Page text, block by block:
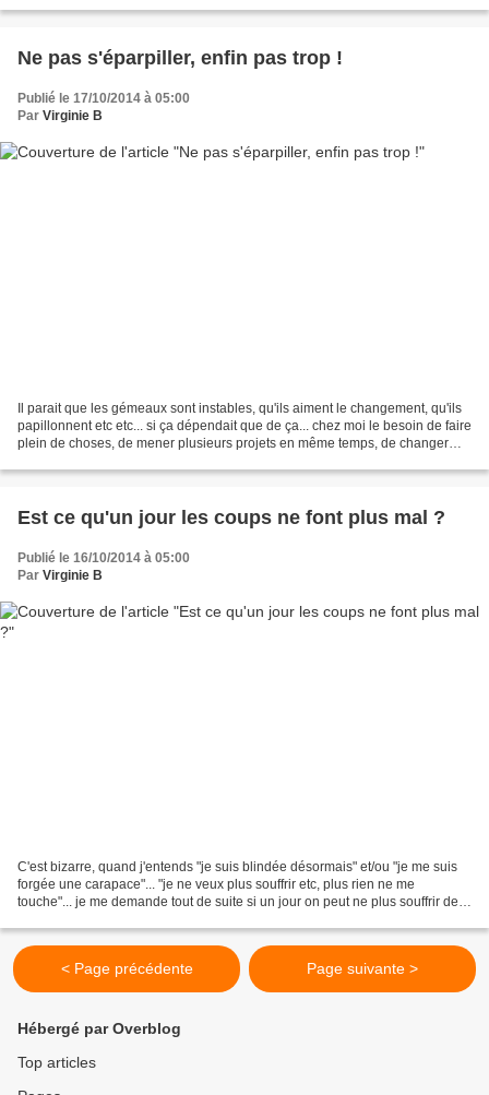
Ne pas s'éparpiller, enfin pas trop !
Publié le 17/10/2014 à 05:00
Par Virginie B
Il parait que les gémeaux sont instables, qu'ils aiment le changement, qu'ils
papillonnent etc etc... si ça dépendait que de ça... chez moi le besoin de faire
plein de choses, de mener plusieurs projets en même temps, de changer
Est ce qu'un jour les coups ne font plus mal ?
Publié le 16/10/2014 à 05:00
Par Virginie B
C'est bizarre, quand j'entends "je suis blindée désormais" et/ou "je me suis
forgée une carapace"... "je ne veux plus souffrir etc, plus rien ne me
touche"... je me demande tout de suite si un jour on peut ne plus souffrir des
< Page précédente Page suivante >
Hébergé par Overblog
Top articles